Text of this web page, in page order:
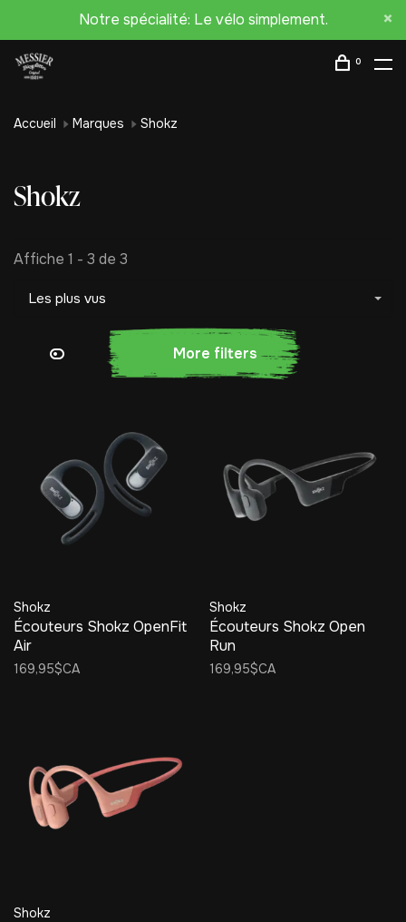
Notre spécialité: Le vélo simplement.
0
Accueil Marques Shokz
Shokz
Affiche 1 - 3 de 3
Les plus vus
More filters
Shokz
Écouteurs Shokz OpenFit
Air
169,95$CA
Shokz
Écouteurs Shokz Open
Run
169,95$CA
Shokz